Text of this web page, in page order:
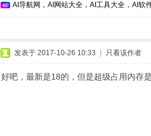
AI导航网，AI网站大全，AI工具大全，AI软
发表于 2017-10-26 10:33 只看该作者
好吧，最新是18的，但是超级占用内存